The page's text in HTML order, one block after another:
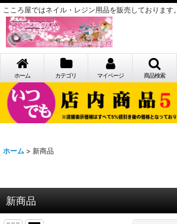
こころ屋ではネイル・レジン用品を販売しております。
ホーム カテゴリ マイページ 商品検索
ホーム > 新商品
新商品